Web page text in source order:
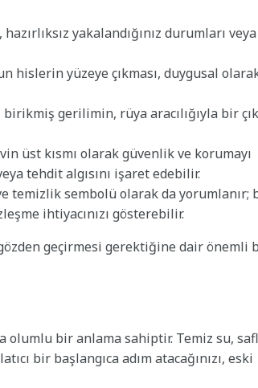
yakalandığınız durumları veya
hislerin yüzeye çıkması, duygusal
gerilimin, rüya aracılığıyla bir
üst kısmı olarak güvenlik ve korumayı
tehdit algısını işaret edebilir.
temizlik sembolü olarak da yorumlanır;
ihtiyacınızı gösterebilir.
geçirmesi gerektiğine dair önemli
olumlu bir anlama sahiptir. Temiz su,
bir başlangıca adım atacağınızı, eski